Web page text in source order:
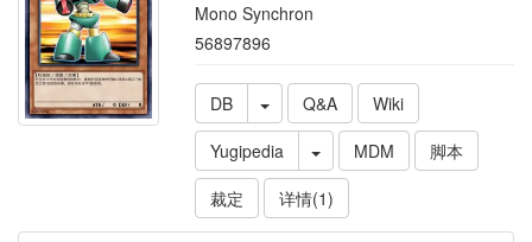
Mono Synchron
56897896
DB Q&A
Wiki
Yugipedia
MDM
脚本
裁定
详情(1)